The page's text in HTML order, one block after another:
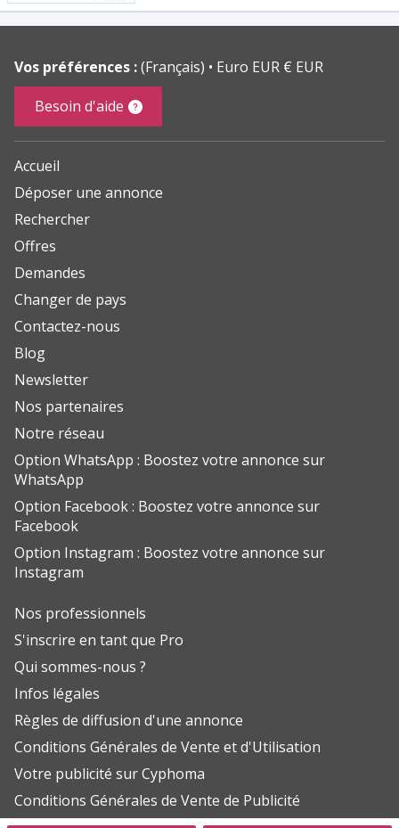
Vos préférences :(Français)
Euro EUR € EUR
Besoin d'aide
Accueil
Déposer une annonce
Rechercher
Offres
Demandes
Changer de pays
Contactez-nous
Blog
Newsletter
Nos partenaires
Notre réseau
Option WhatsApp : Boostez votre annonce sur
WhatsApp
Option Facebook : Boostez votre annonce sur
Facebook
Option Instagram : Boostez votre annonce sur
Instagram
Nos professionnels
S'inscrire en tant que Pro
Qui sommes-nous ?
Infos légales
Règles de diffusion d'une annonce
Conditions Générales de Vente et d'Utilisation
Votre publicité sur Cyphoma
Conditions Générales de Vente de Publicité